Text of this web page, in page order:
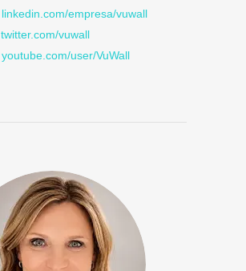
linkedin.com/empresa/vuwall
twitter.com/vuwall
youtube.com/user/VuWall